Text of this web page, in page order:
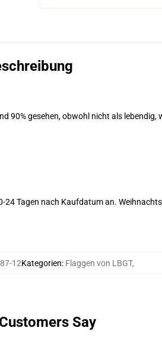
90% gesehen, obwohl nicht als lebendig,
24 Tagen nach Kaufdatum an.
12Kategorien: Flaggen von LBGT,
Say